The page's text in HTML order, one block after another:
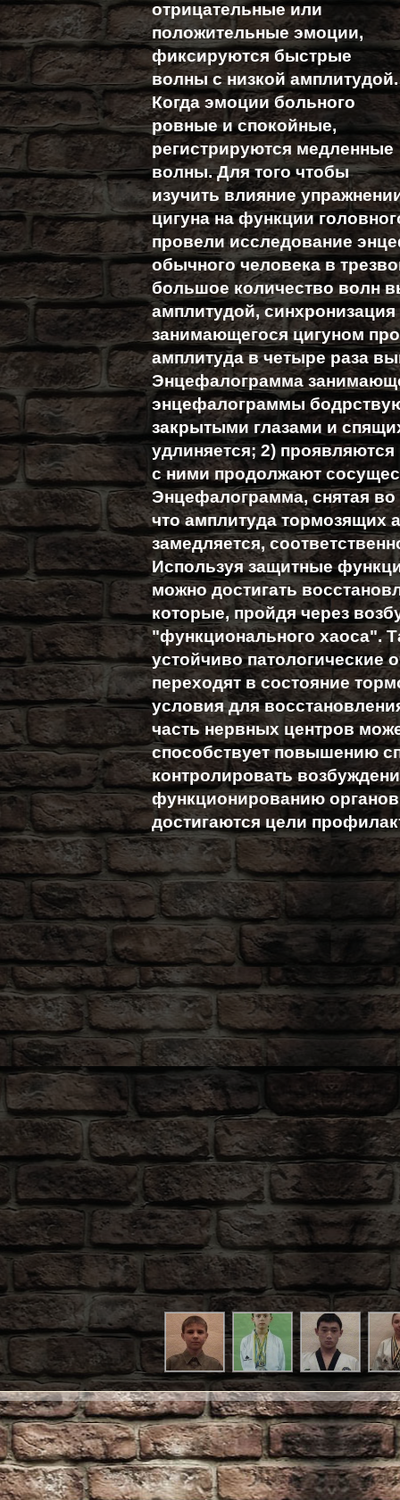
отрицательные или
положительные эмоции,
фиксируются быстрые
волны с низкой амплитудой.
Когда эмоции больного
ровные и спокойные,
регистрируются медленные
волны. Для того чтобы
изучить влияние
цигуна на функции
провели исследование
обычного человека в
большое количество волн
амплитудой,
занимающегося цигуном
амплитуда в четыре раза
Энцефалограмма
энцефалограммы
закрытыми глазами и
удлиняется; 2)
с ними продолжают
Энцефалограмма, снятая во
что амплитуда тормозящих
замедляется,
Используя защитные
можно достигать
которые, пройдя через
"функционального хаоса".
устойчиво патологические
переходят в состояние
условия для
часть нервных центров
способствует повышению
контролировать
функционированию
достигаются цели